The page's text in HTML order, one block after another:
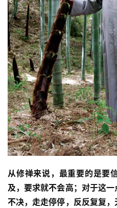
从修禅来说，最重要的是要
及，要求就不会高；对于这
不决，走走停停，反反复复